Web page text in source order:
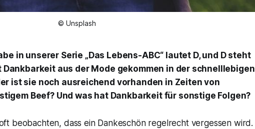
© Unsplash
in unserer Serie „Das Lebens-ABC“ lautet D, und D steht
aus der Mode gekommen in der schnelllebigen
ist sie noch ausreichend vorhanden in Zeiten von
Beef? Und was hat Dankbarkeit für sonstige Folgen?
beobachten, dass ein Dankeschön regelrecht vergessen wird.